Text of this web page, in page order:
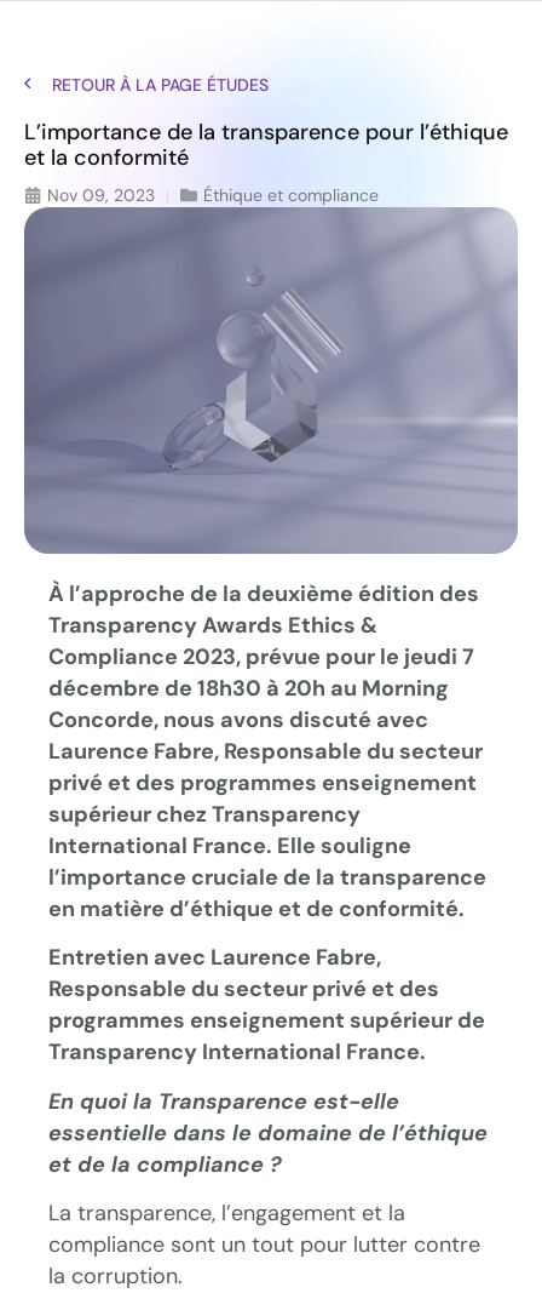
RETOUR À LA PAGE ÉTUDES
L’importance de la transparence pour l’éthique
et la conformité
Nov 09, 2023 Éthique et compliance
À l’approche de la deuxième édition des
Transparency Awards Ethics &
Compliance 2023, prévue pour le jeudi 7
décembre de 18h30 à 20h au Morning
Concorde, nous avons discuté avec
Laurence Fabre, Responsable du secteur
privé et des programmes enseignement
supérieur chez Transparency
International France. Elle souligne
l’importance cruciale de la transparence
en matière d’éthique et de conformité.
Entretien avec Laurence Fabre,
Responsable du secteur privé et des
programmes enseignement supérieur de
Transparency International France.
En quoi la Transparence est-elle
essentielle dans le domaine de l’éthique
et de la compliance ?
La transparence, l’engagement et la
compliance sont un tout pour lutter contre
la corruption.